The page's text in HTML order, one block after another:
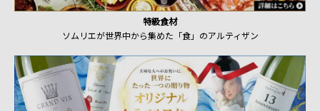
特級食材
ソムリエが世界中から集めた「食」のアルティザン